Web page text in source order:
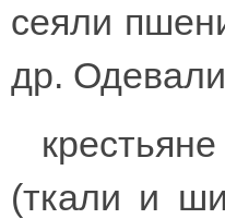
сеяли
др.
(ткали и